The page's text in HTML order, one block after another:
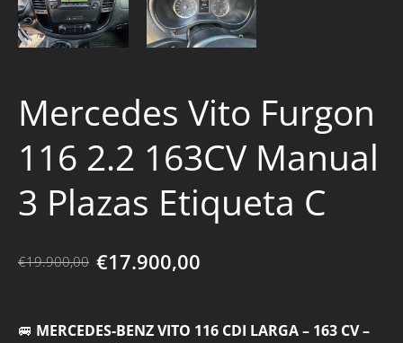
Mercedes Vito Furgon
116 2.2 163CV Manual
3 Plazas Etiqueta C
€19.900,00 €17.900,00
🚐 MERCEDES-BENZ VITO 116 CDI LARGA – 163 CV –